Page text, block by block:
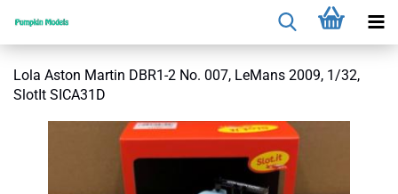
Lola Aston Martin DBR1-2 No. 007, LeMans 2009, 1/32,
SlotIt SICA31D